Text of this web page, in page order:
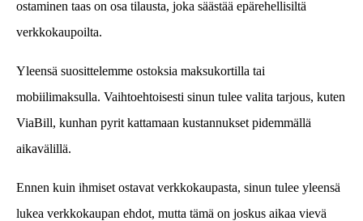
ostaminen taas on osa tilausta, joka säästää epärehellisiltä
verkkokaupoilta.
Yleensä suosittelemme ostoksia maksukortilla tai
mobiilimaksulla. Vaihtoehtoisesti sinun tulee valita tarjous, kuten
ViaBill, kunhan pyrit kattamaan kustannukset pidemmällä
aikavälillä.
Ennen kuin ihmiset ostavat verkkokaupasta, sinun tulee yleensä
lukea verkkokaupan ehdot, mutta tämä on joskus aikaa vievä